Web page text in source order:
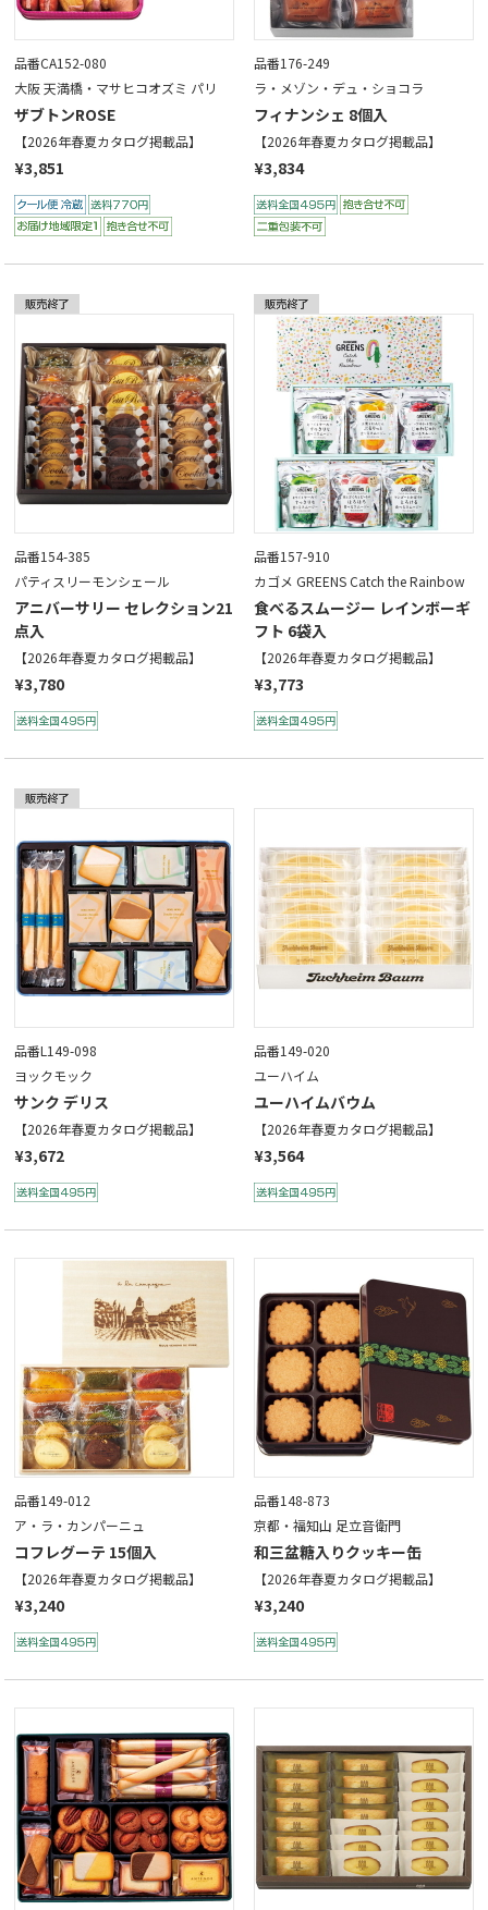
品番CA152-080
大阪 天満橋・マサヒコオズミ パリ
ザブトンROSE
【2026年春夏カタログ掲載品】
¥3,851
品番176-249
ラ・メゾン・デュ・ショコラ
フィナンシェ 8個入
【2026年春夏カタログ掲載品】
¥3,834
品番154-385
パティスリーモンシェール
アニバーサリー セレクション21
点入
【2026年春夏カタログ掲載品】
¥3,780
品番157-910
カゴメ GREENS Catch the Rainbow
食べるスムージー レインボーギ
フト 6袋入
【2026年春夏カタログ掲載品】
¥3,773
品番L149-098
ヨックモック
サンク デリス
【2026年春夏カタログ掲載品】
¥3,672
品番149-020
ユーハイム
ユーハイムバウム
【2026年春夏カタログ掲載品】
¥3,564
品番149-012
ア・ラ・カンパーニュ
コフレグーテ 15個入
【2026年春夏カタログ掲載品】
¥3,240
品番148-873
京都・福知山 足立音衛門
和三盆糖入りクッキー缶
【2026年春夏カタログ掲載品】
¥3,240